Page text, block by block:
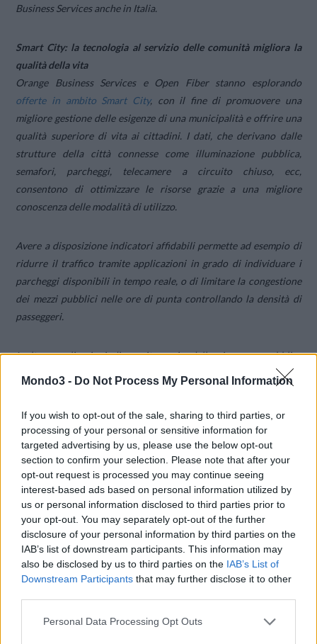
Mondo3 - Do Not Process My Personal Information
If you wish to opt-out of the sale, sharing to third parties, or
processing of your personal or sensitive information for
targeted advertising by us, please use the below opt-out
section to confirm your selection. Please note that after your
opt-out request is processed you may continue seeing
interest-based ads based on personal information utilized by
us or personal information disclosed to third parties prior to
your opt-out. You may separately opt-out of the further
disclosure of your personal information by third parties on the
IAB’s list of downstream participants. This information may
also be disclosed by us to third parties on the IAB’s List of
Downstream Participants that may further disclose it to other
Personal Data Processing Opt Outs
Business Services anche in Italia.
Smart City: la tecnologia al servizio delle comunità migliora la
qualità della vita
Orange Business Services e Open Fiber stanno esplorando
offerte in ambito Smart City, con il fine di promuovere una
migliore gestione delle esigenze di una municipalità e offrire una
qualità superiore di vita ai cittadini. I dati, che derivano dalle
strutture della città connesse come illuminazione pubblica,
semafori, parcheggi, telecamere a circuito chiuso, ecc,
consentono di ottimizzare le risorse grazie a una migliore
conoscenza delle modalità di utilizzo.
Avere a disposizione indicatori affidabili permette ad esempio di
ridurre il traffico tramite applicazioni in grado di individuare i
parcheggi disponibili in tempo reale, o di limitare la congestione
dei mezzi pubblici nelle ore di punta controllando la densità di
passeggeri.
Inoltre, applicazioni di monitoraggio della sicurezza pubblica
possono contribuire a proteggere gli abitanti della città in zone a
rischio o là dove c’è un maggiore afflusso di persone.
Unendo l’esperienza diOrange Business Services
abilitatore di trasformazioni digitali e le sue applicazioni avanzate
all’affidabilità dei servizi e delle infrastrutture della rete di Open
Fiber
, è possibile analizzare i dati provenienti dalle infrastrutture
cittadine per ottenere statistiche sulla sicurezza nelle zone più a
rischio, sulla densità delle persone partecipanti a eventi pubblici,
fino al monitoraggio della qualità dell’aria, con il fine ultimo di
migliorare la condizioni di vita quotidiana della popolazione.